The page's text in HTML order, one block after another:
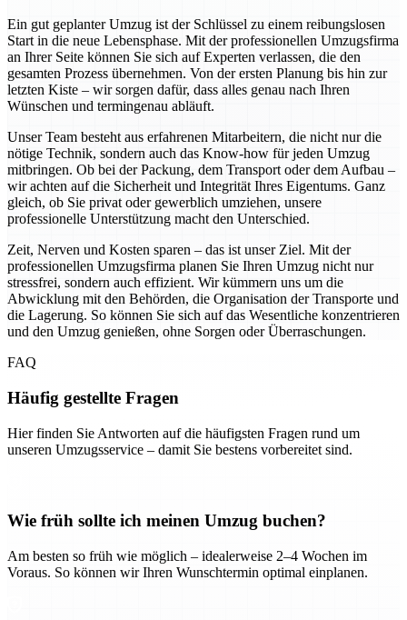
Ein gut geplanter Umzug ist der Schlüssel zu einem reibungslosen
Start in die neue Lebensphase. Mit der professionellen Umzugsfirma
an Ihrer Seite können Sie sich auf Experten verlassen, die den
gesamten Prozess übernehmen. Von der ersten Planung bis hin zur
letzten Kiste – wir sorgen dafür, dass alles genau nach Ihren
Wünschen und termingenau abläuft.
Unser Team besteht aus erfahrenen Mitarbeitern, die nicht nur die
nötige Technik, sondern auch das Know-how für jeden Umzug
mitbringen. Ob bei der Packung, dem Transport oder dem Aufbau –
wir achten auf die Sicherheit und Integrität Ihres Eigentums. Ganz
gleich, ob Sie privat oder gewerblich umziehen, unsere
professionelle Unterstützung macht den Unterschied.
Zeit, Nerven und Kosten sparen – das ist unser Ziel. Mit der
professionellen Umzugsfirma planen Sie Ihren Umzug nicht nur
stressfrei, sondern auch effizient. Wir kümmern uns um die
Abwicklung mit den Behörden, die Organisation der Transporte und
die Lagerung. So können Sie sich auf das Wesentliche konzentrieren
und den Umzug genießen, ohne Sorgen oder Überraschungen.
FAQ
Häufig gestellte Fragen
Hier finden Sie Antworten auf die häufigsten Fragen rund um
unseren Umzugsservice – damit Sie bestens vorbereitet sind.
Wie früh sollte ich meinen Umzug buchen?
Am besten so früh wie möglich – idealerweise 2–4 Wochen im
Voraus. So können wir Ihren Wunschtermin optimal einplanen.